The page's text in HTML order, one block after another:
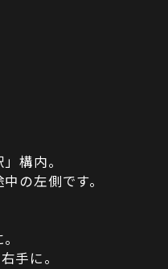
構内。
の左側です。
手に。